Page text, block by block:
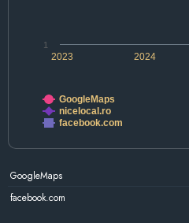
2024
2023
1
GoogleMaps
nicelocal.ro
facebook.com
GoogleMaps
facebook.com